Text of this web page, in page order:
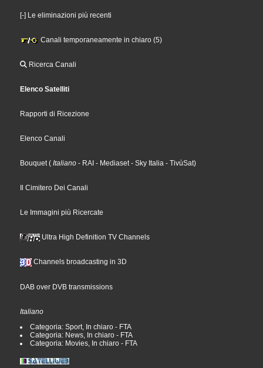
[-] Le eliminazioni più recenti
Canali temporaneamente in chiaro (5)
Ricerca Canali
Elenco Satelliti
Rapporti di Ricezione
Elenco Canali
Bouquet ( Italiano - RAI - Mediaset - Sky Italia - TivùSat)
Il Cimitero Dei Canali
Le Immagini più Ricercate
Ultra High Definition TV Channels
Channels broadcasting in 3D
DAB over DVB transmissions
Italiano
Categoria: Sport, In chiaro - FTA
Categoria: News, In chiaro - FTA
Categoria: Movies, In chiaro - FTA